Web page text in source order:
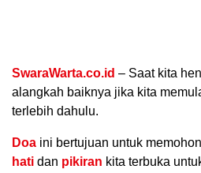
SwaraWarta.co.id – Saat kita
alangkah baiknya jika kita
terlebih dahulu.
Doa ini bertujuan untuk memohon
hati dan pikiran kita terbuka